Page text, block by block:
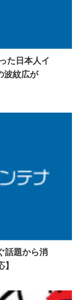
た日本人イ
波紋広が
話題から消